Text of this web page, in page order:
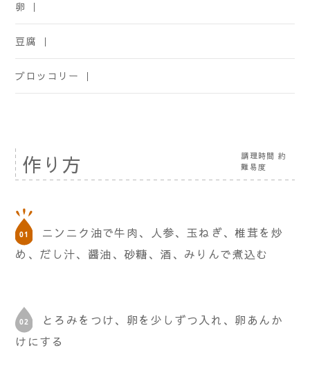
卵 ｜
豆腐 ｜
ブロッコリー ｜
作り方
調理時間 約
難易度
ニンニク油で牛肉、人参、玉ねぎ、椎茸を炒
め、だし汁、醤油、砂糖、酒、みりんで煮込む
とろみをつけ、卵を少しずつ入れ、卵あんか
けにする